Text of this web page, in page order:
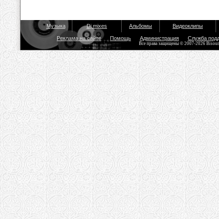
Музыка Dj mixes Альбомы Видеоклипы
Реклама на сайте Помощь Администрация Служба
Все права защищены © 2007-2026